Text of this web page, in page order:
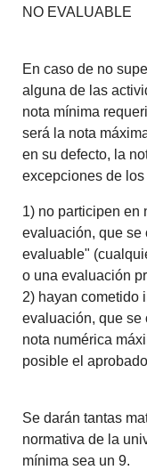
NO EVALUABLE
En caso de no
alguna de las
nota mínima
será la nota
en su defecto, la
excepciones de
1) no participen en
evaluación, que se
evaluable"
o una evaluación
2) hayan cometido
evaluación, que se
nota numérica
posible el
Se darán tantas
normativa de la
mínima sea un 9.